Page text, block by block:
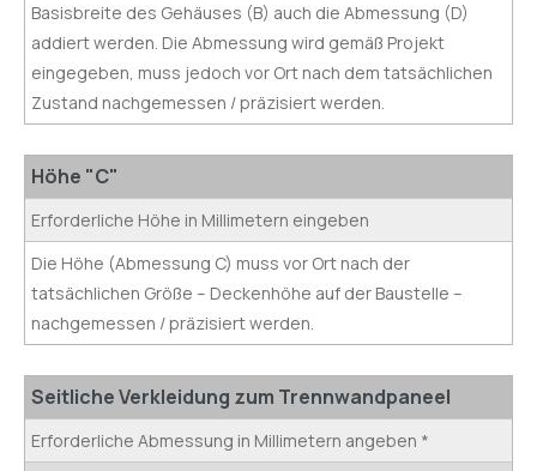
Basisbreite des Gehäuses (B) auch die Abmessung (D)
addiert werden. Die Abmessung wird gemäß Projekt
eingegeben, muss jedoch vor Ort nach dem tatsächlichen
Zustand nachgemessen / präzisiert werden.
Höhe "C"
Erforderliche Höhe in Millimetern eingeben
Die Höhe (Abmessung C) muss vor Ort nach der
tatsächlichen Größe – Deckenhöhe auf der Baustelle –
nachgemessen / präzisiert werden.
Seitliche Verkleidung zum Trennwandpaneel
Erforderliche Abmessung in Millimetern angeben *